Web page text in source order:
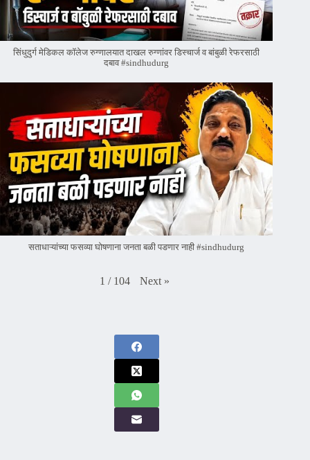
सिंधुदुर्ग मेडिकल कॉलेज रुग्णालयात दाखल रुग्णांवर डिस्चार्ज व बांबुळी रेफरसाठी
दबाव #sindhudurg
सताधाऱ्यांच्या फसव्या घोषणाना जनता बळी पडणार नाही #sindhudurg
1 / 104 Next »